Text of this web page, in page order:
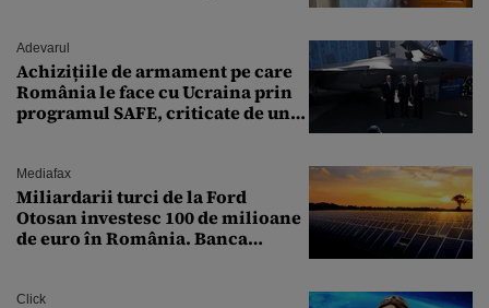
Adevarul
Achizițiile de armament pe care
România le face cu Ucraina prin
programul SAFE, criticate de un
Mediafax
Miliardarii turci de la Ford
Otosan investesc 100 de milioane
de euro în România. Banca
Click